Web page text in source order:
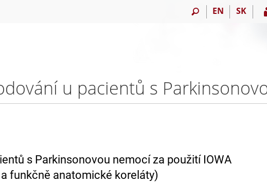
EN SK
s Parkinsonovou nemocí za použití IOWA
funkčně anatomické koreláty)